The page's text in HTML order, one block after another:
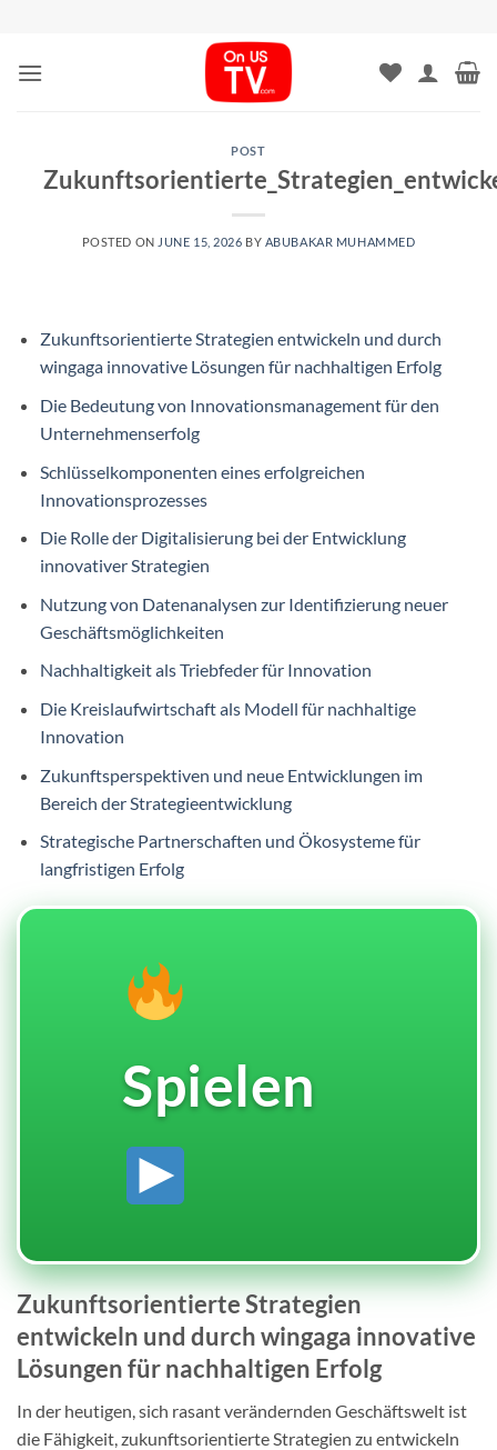
content
POST
POSTED ON JUNE 15, 2026 BY ABUBAKAR MUHAMMED
Zukunftsorientierte Strategien entwickeln und durch
wingaga innovative Lösungen für nachhaltigen Erfolg
Die Bedeutung von Innovationsmanagement für den
Unternehmenserfolg
Schlüsselkomponenten eines erfolgreichen
Innovationsprozesses
Die Rolle der Digitalisierung bei der Entwicklung
innovativer Strategien
Nutzung von Datenanalysen zur Identifizierung neuer
Geschäftsmöglichkeiten
Nachhaltigkeit als Triebfeder für Innovation
Die Kreislaufwirtschaft als Modell für nachhaltige
Innovation
Zukunftsperspektiven und neue Entwicklungen im
Bereich der Strategieentwicklung
Strategische Partnerschaften und Ökosysteme für
langfristigen Erfolg
Spielen
Zukunftsorientierte Strategien
entwickeln und durch wingaga innovative
Lösungen für nachhaltigen Erfolg
In der heutigen, sich rasant verändernden Geschäftswelt ist
die Fähigkeit, zukunftsorientierte Strategien zu entwickeln